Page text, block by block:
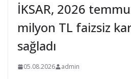
İKSAR, 2026
milyon TL faizsiz
sağladı
05.08.2026 admin